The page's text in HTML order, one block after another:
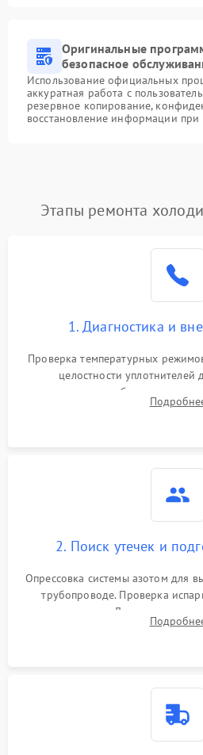
Оригинальные
безопасное
Использование официальных
аккуратная работа с
резервное копирование,
восстановление информации
Этапы ремонта
1. Диагностика и
Проверка температурных
целостности уплотнителей
сопротивления обмоток мотора,
считывание кодов ошибок с
2. Поиск утечек и
Опрессовка системы азотом для
трубопроводе. Проверка
течеискателем. Демонтаж
продувка капиллярной трубки